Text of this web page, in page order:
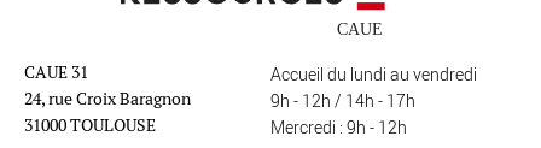
CAUE 31
24, rue Croix Baragnon
31000 TOULOUSE
Accueil du lundi au vendredi
9h - 12h / 14h - 17h
Mercredi : 9h - 12h